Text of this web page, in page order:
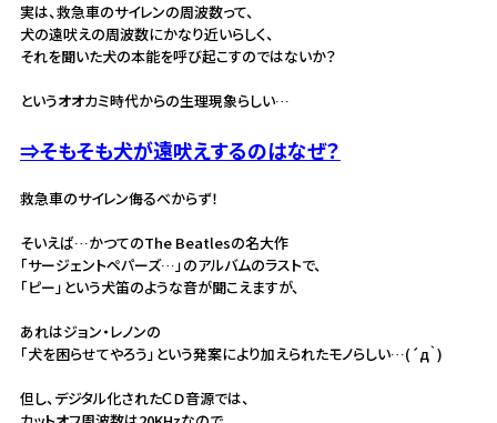
実は、救急車のサイレンの周波数って、
犬の遠吠えの周波数にかなり近いらしく、
それを聞いた犬の本能を呼び起こすのではないか？
というオオカミ時代からの生理現象らしい…
⇒そもそも犬が遠吠えするのはなぜ？
救急車のサイレン侮るべからず！
そいえば…かつてのThe Beatlesの名大作
「サージェントペパーズ…」のアルバムのラストで、
「ピー」という犬笛のような音が聞こえますが、
あれはジョン・レノンの
「犬を困らせてやろう」という発案により加えられたモノらしい…(´д｀)
但し、デジタル化されたＣＤ音源では、